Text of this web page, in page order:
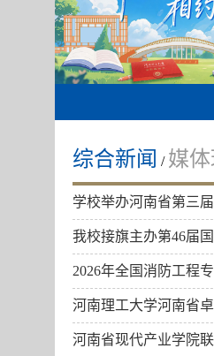
综合新闻 / 媒
学校举办河南省第三
我校接旗主办第46届
2026年全国消防工程
河南理工大学河南省
河南省现代产业学院